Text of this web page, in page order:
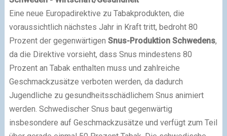
Eine neue Europadirektive zu Tabakprodukten, die
voraussichtlich nächstes Jahr in Kraft tritt, bedroht 80
Prozent der gegenwärtigen Snus-Produktion Schwedens,
da die Direktive vorsieht, dass Snus mindestens 80
Prozent an Tabak enthalten muss und zahlreiche
Geschmackzusätze verboten werden, da dadurch
Jugendliche zu gesundheitsschädlichem Snus animiert
werden. Schwedischer Snus baut gegenwärtig
insbesondere auf Geschmackzusätze und verfügt zum Teil